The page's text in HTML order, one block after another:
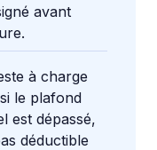
avant
à charge
le plafond
est dépassé,
déductible